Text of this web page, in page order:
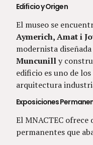
Edificio y Origen
El museo se
Aymerich, Amat i
modernista
Muncunilly
edificio es uno de
arquitectura
Exposiciones
El MNACTEC ofrece
permanentes que